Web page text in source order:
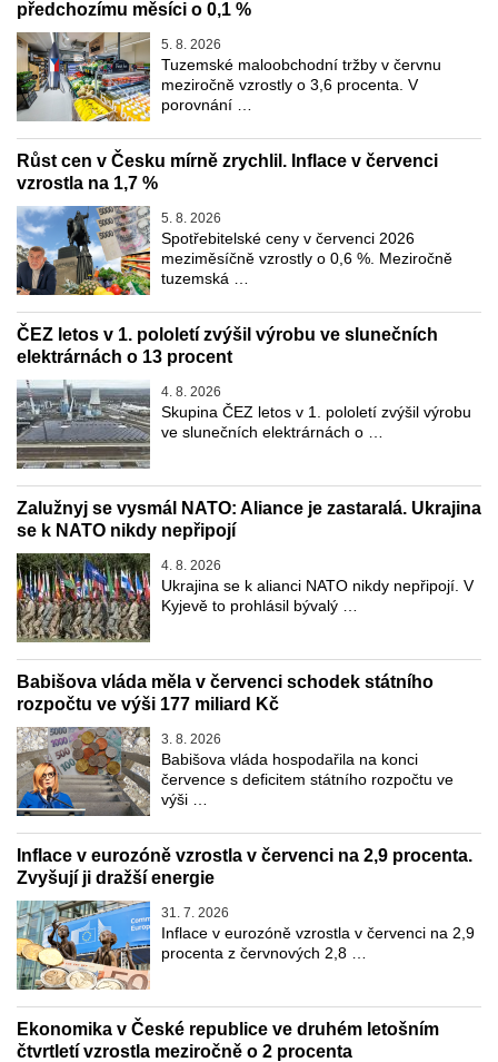
předchozímu měsíci o 0,1 %
5. 8. 2026
Tuzemské maloobchodní tržby v červnu
meziročně vzrostly o 3,6 procenta. V
porovnání …
Růst cen v Česku mírně zrychlil. Inflace v červenci
vzrostla na 1,7 %
5. 8. 2026
Spotřebitelské ceny v červenci 2026
meziměsíčně vzrostly o 0,6 %. Meziročně
tuzemská …
ČEZ letos v 1. pololetí zvýšil výrobu ve slunečních
elektrárnách o 13 procent
4. 8. 2026
Skupina ČEZ letos v 1. pololetí zvýšil výrobu
ve slunečních elektrárnách o …
Zalužnyj se vysmál NATO: Aliance je zastaralá. Ukrajina
se k NATO nikdy nepřipojí
4. 8. 2026
Ukrajina se k alianci NATO nikdy nepřipojí. V
Kyjevě to prohlásil bývalý …
Babišova vláda měla v červenci schodek státního
rozpočtu ve výši 177 miliard Kč
3. 8. 2026
Babišova vláda hospodařila na konci
července s deficitem státního rozpočtu ve
výši …
Inflace v eurozóně vzrostla v červenci na 2,9 procenta.
Zvyšují ji dražší energie
31. 7. 2026
Inflace v eurozóně vzrostla v červenci na 2,9
procenta z červnových 2,8 …
Ekonomika v České republice ve druhém letošním
čtvrtletí vzrostla meziročně o 2 procenta